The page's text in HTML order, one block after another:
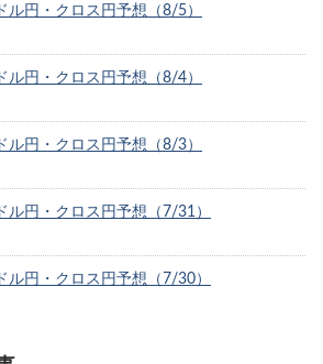
ル円・クロス円予想（8/5）
ル円・クロス円予想（8/4）
ル円・クロス円予想（8/3）
ル円・クロス円予想（7/31）
ル円・クロス円予想（7/30）